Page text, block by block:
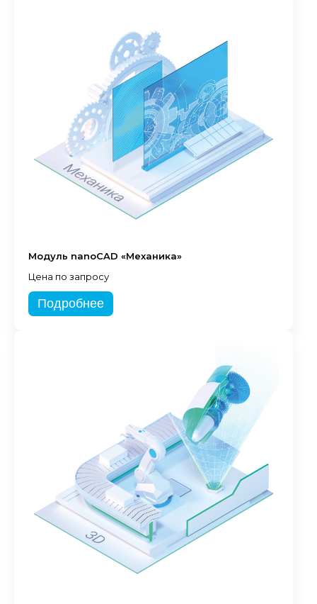
Модуль nanoCAD «Механика»
Цена по запросу
Подробнее